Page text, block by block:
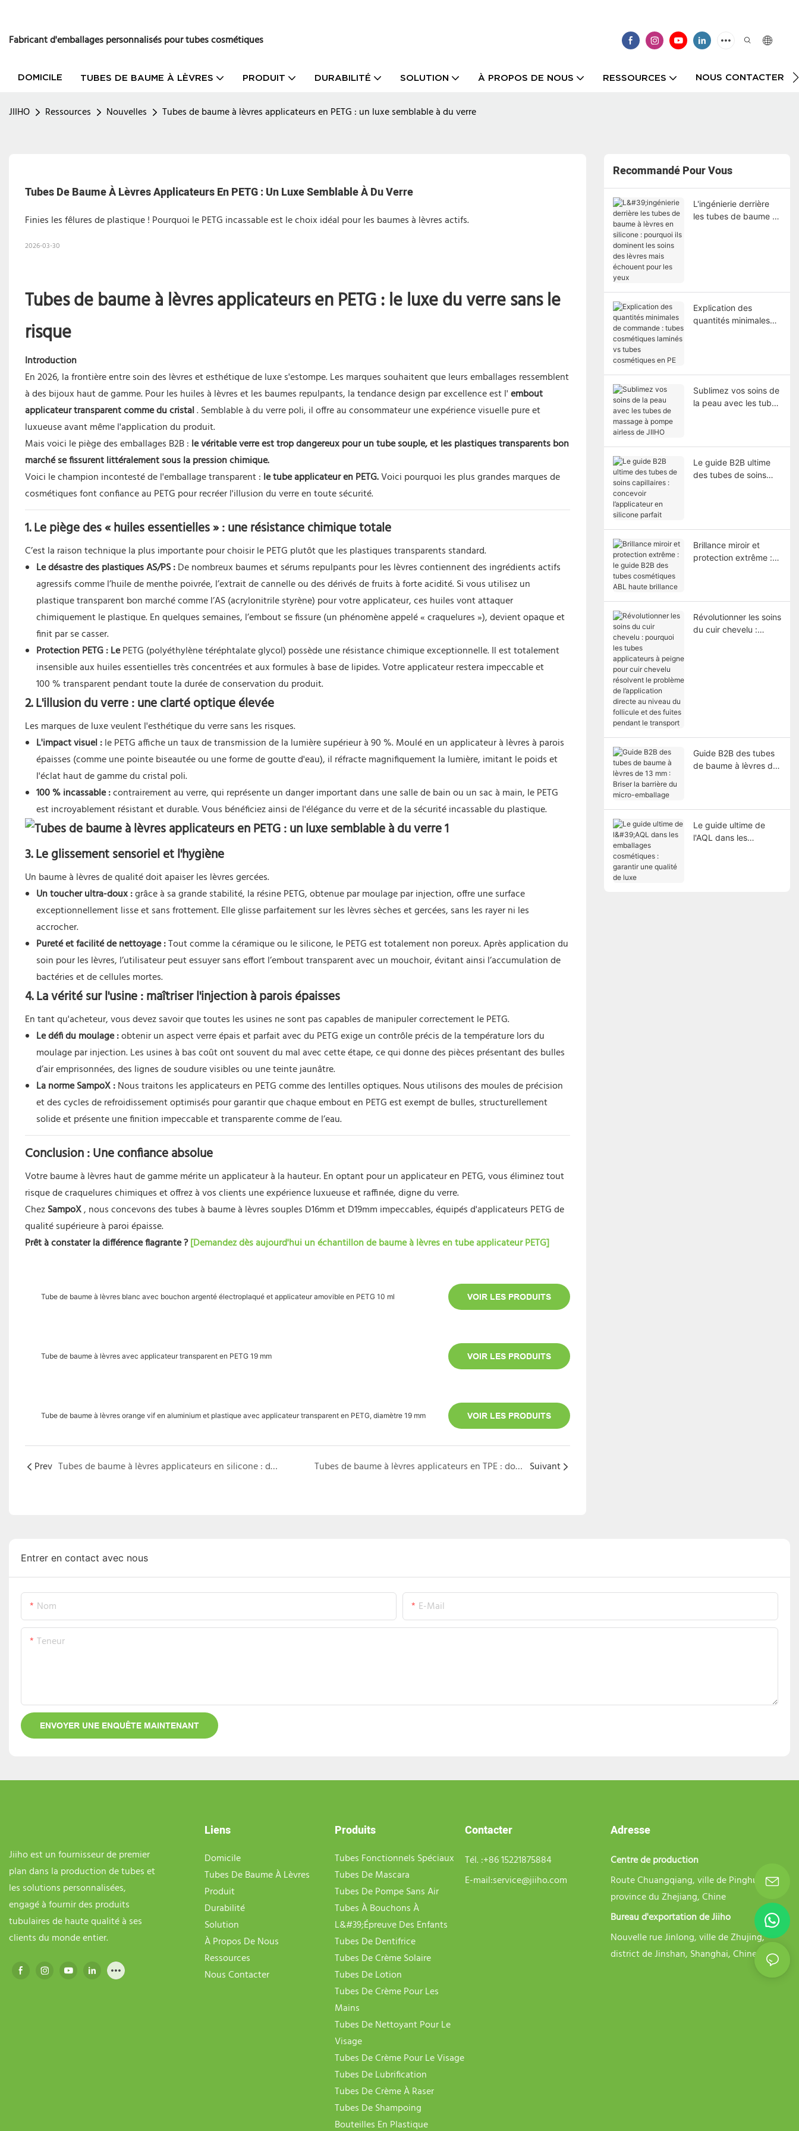
Fabricant d'emballages personnalisés pour tubes cosmétiques
DOMICILE TUBES DE BAUME À LÈVRES PRODUIT DURABILITÉ SOLUTION À PROPOS DE NOUS RESSOURCES NOUS CONTACTER
JIIHO Ressources Nouvelles Tubes de baume à lèvres applicateurs en PETG : un luxe semblable à du verre
Tubes De Baume À Lèvres Applicateurs En PETG : Un Luxe Semblable À Du Verre
Finies les fêlures de plastique ! Pourquoi le PETG incassable est le choix idéal pour les baumes à lèvres actifs.
2026-03-30
Tubes de baume à lèvres applicateurs en PETG : le luxe du verre sans le
risque
Introduction
En 2026, la frontière entre soin des lèvres et esthétique de luxe s'estompe. Les marques souhaitent que leurs emballages ressemblent
à des bijoux haut de gamme. Pour les huiles à lèvres et les baumes repulpants, la tendance design par excellence est l'embout
applicateur transparent comme du cristal. Semblable à du verre poli, il offre au consommateur une expérience visuelle pure et
luxueuse avant même l'application du produit.
Mais voici le piège des emballages B2B : le véritable verre est trop dangereux pour un tube souple, et les plastiques transparents bon
marché se fissurent littéralement sous la pression chimique.
Voici le champion incontesté de l'emballage transparent : le tube applicateur en PETG.Voici pourquoi les plus grandes marques de
cosmétiques font confiance au PETG pour recréer l'illusion du verre en toute sécurité.
1. Le piège des « huiles essentielles » : une résistance chimique totale
C’est la raison technique la plus importante pour choisir le PETG plutôt que les plastiques transparents standard.
Le désastre des plastiques AS/PS :De nombreux baumes et sérums repulpants pour les lèvres contiennent des ingrédients actifs
agressifs comme l’huile de menthe poivrée, l’extrait de cannelle ou des dérivés de fruits à forte acidité. Si vous utilisez un
plastique transparent bon marché comme l’AS (acrylonitrile styrène) pour votre applicateur, ces huiles vont attaquer
chimiquement le plastique. En quelques semaines, l’embout se fissure (un phénomène appelé « craquelures »), devient opaque et
finit par se casser.
Protection PETG : LePETG (polyéthylène téréphtalate glycol) possède une résistance chimique exceptionnelle. Il est totalement
insensible aux huiles essentielles très concentrées et aux formules à base de lipides. Votre applicateur restera impeccable et
100 % transparent pendant toute la durée de conservation du produit.
2. L'illusion du verre : une clarté optique élevée
Les marques de luxe veulent l'esthétique du verre sans les risques.
L'impact visuel :le PETG affiche un taux de transmission de la lumière supérieur à 90 %. Moulé en un applicateur à lèvres à parois
épaisses (comme une pointe biseautée ou une forme de goutte d'eau), il réfracte magnifiquement la lumière, imitant le poids et
l'éclat haut de gamme du cristal poli.
100 % incassable :contrairement au verre, qui représente un danger important dans une salle de bain ou un sac à main, le PETG
est incroyablement résistant et durable. Vous bénéficiez ainsi de l'élégance du verre et de la sécurité incassable du plastique.
3. Le glissement sensoriel et l'hygiène
Un baume à lèvres de qualité doit apaiser les lèvres gercées.
Un toucher ultra-doux :grâce à sa grande stabilité, la résine PETG, obtenue par moulage par injection, offre une surface
exceptionnellement lisse et sans frottement. Elle glisse parfaitement sur les lèvres sèches et gercées, sans les rayer ni les
accrocher.
Pureté et facilité de nettoyage :Tout comme la céramique ou le silicone, le PETG est totalement non poreux. Après application du
soin pour les lèvres, l’utilisateur peut essuyer sans effort l’embout transparent avec un mouchoir, évitant ainsi l’accumulation de
bactéries et de cellules mortes.
4. La vérité sur l'usine : maîtriser l'injection à parois épaisses
En tant qu'acheteur, vous devez savoir que toutes les usines ne sont pas capables de manipuler correctement le PETG.
Le défi du moulage :obtenir un aspect verre épais et parfait avec du PETG exige un contrôle précis de la température lors du
moulage par injection. Les usines à bas coût ont souvent du mal avec cette étape, ce qui donne des pièces présentant des bulles
d’air emprisonnées, des lignes de soudure visibles ou une teinte jaunâtre.
La norme SampoX :Nous traitons les applicateurs en PETG comme des lentilles optiques. Nous utilisons des moules de précision
et des cycles de refroidissement optimisés pour garantir que chaque embout en PETG est exempt de bulles, structurellement
solide et présente une finition impeccable et transparente comme de l’eau.
Conclusion : Une confiance absolue
Votre baume à lèvres haut de gamme mérite un applicateur à la hauteur. En optant pour un applicateur en PETG, vous éliminez tout
risque de craquelures chimiques et offrez à vos clients une expérience luxueuse et raffinée, digne du verre.
ChezSampoX, nous concevons des tubes à baume à lèvres souples D16mm et D19mm impeccables, équipés d'applicateurs PETG de
qualité supérieure à paroi épaisse.
Prêt à constater la différence flagrante ?[Demandez dès aujourd'hui un échantillon de baume à lèvres en tube applicateur PETG]
Tube de baume à lèvres blanc avec bouchon argenté électroplaqué et applicateur amovible en PETG 10 ml VOIR LES PRODUITS
Tube de baume à lèvres avec applicateur transparent en PETG 19 mm VOIR LES PRODUITS
Tube de baume à lèvres orange vif en aluminium et plastique avec applicateur transparent en PETG, diamètre 19 mm VOIR LES PRODUITS
Prev Tubes de baume à lèvres applicateurs en silicone : doux pour les lèvres gercées Tubes de baume à lèvres applicateurs en TPE : doux, sûrs et 100 % recyclables Suivant
Recommandé Pour Vous
L'ingénierie derrière
les tubes de baume à
Explication des
quantités minimales
Sublimez vos soins de
la peau avec les tubes
Le guide B2B ultime
des tubes de soins
Brillance miroir et
protection extrême : le
Révolutionner les soins
du cuir chevelu :
Guide B2B des tubes
de baume à lèvres de
Le guide ultime de
l'AQL dans les
Entrer en contact avec nous
Nom E-Mail
Teneur
ENVOYER UNE ENQUÊTE MAINTENANT
Jiiho est un fournisseur de premier
plan dans la production de tubes et
les solutions personnalisées,
engagé à fournir des produits
tubulaires de haute qualité à ses
clients du monde entier.
Liens
Domicile
Tubes De Baume À Lèvres
Produit
Durabilité
Solution
À Propos De Nous
Ressources
Nous Contacter
Produits
Tubes Fonctionnels Spéciaux
Tubes De Mascara
Tubes De Pompe Sans Air
Tubes À Bouchons À
L&#39;épreuve Des Enfants
Tubes De Dentifrice
Tubes De Crème Solaire
Tubes De Lotion
Tubes De Crème Pour Les
Mains
Tubes De Nettoyant Pour Le
Visage
Tubes De Crème Pour Le Visage
Tubes De Lubrification
Tubes De Crème À Raser
Tubes De Shampoing
Bouteilles En Plastique
Contacter
Tél. :+86 15221875884
E-mail:service@jiiho.com
Adresse
Centre de production
Route Chuangqiang, ville de Pinghu,
province du Zhejiang, Chine
Bureau d'exportation de Jiiho
Nouvelle rue Jinlong, ville de Zhujing,
district de Jinshan, Shanghai, Chine